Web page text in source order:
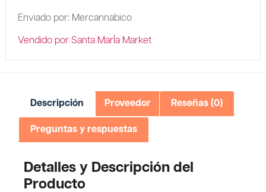
Enviado por: Mercannabico
Vendido por Santa MarÍa Market
Descripción Proveedor Reseñas (0)
Preguntas y respuestas
Detalles y Descripción del
Producto